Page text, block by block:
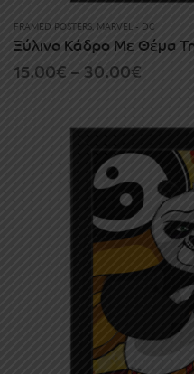
FRAMED POSTERS, MARVEL - DC
Ξύλινο Κάδρο Με Θέμα
15.00€–30.00€
15.00€